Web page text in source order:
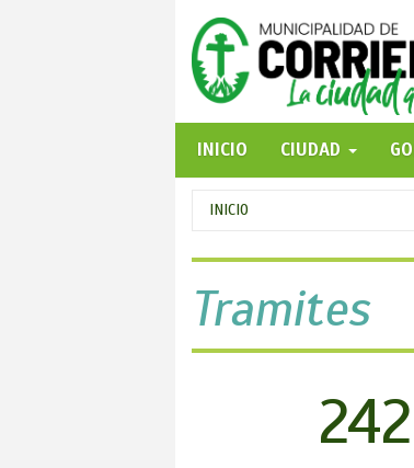
INICIO
CIUDAD
Se
encuentra
usted
aquí
INICIO
Tramites
242